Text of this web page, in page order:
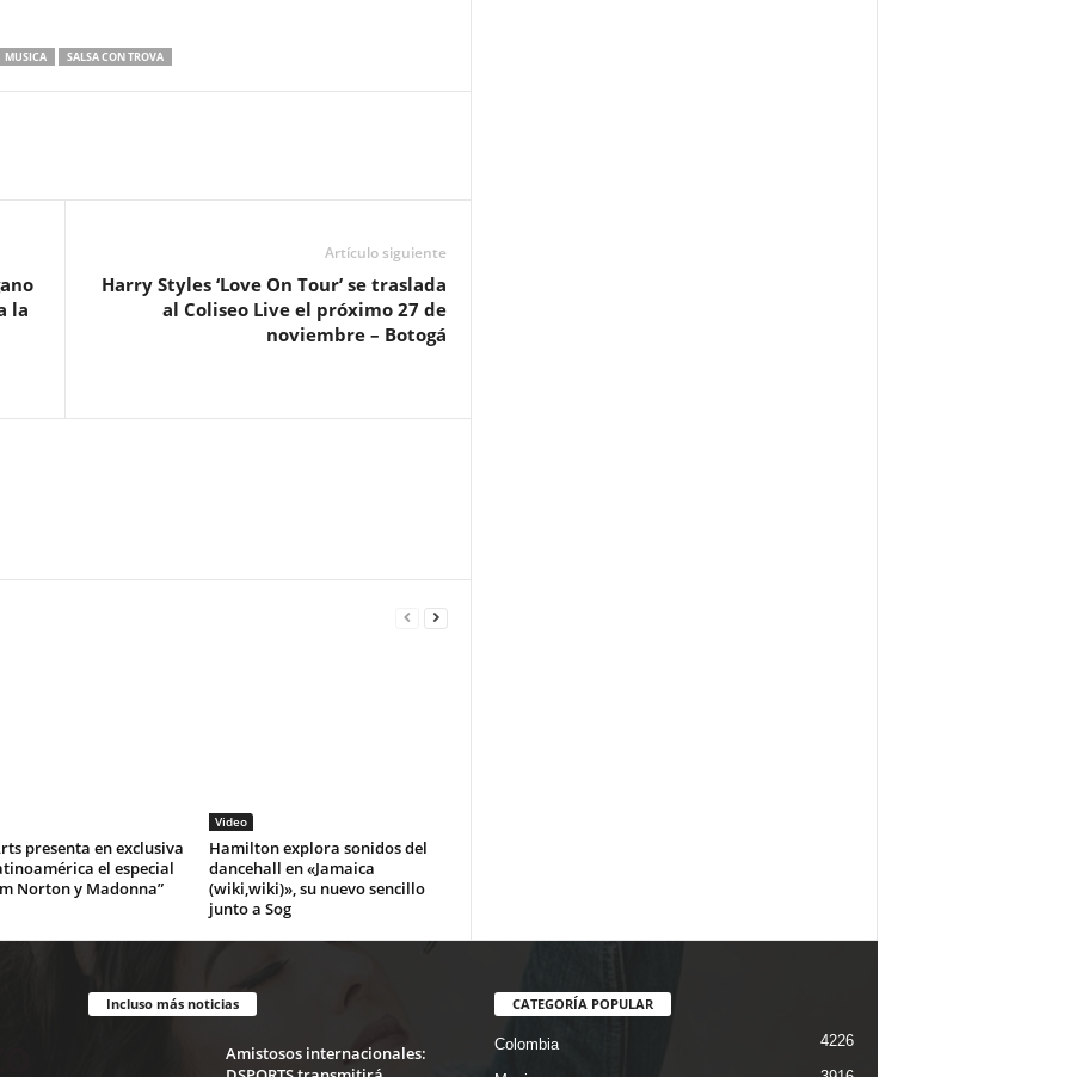
MUSICA SALSA CON TROVA
la
Artículo siguiente
Harry Styles ‘Love On Tour’ se traslada
al Coliseo Live el próximo 27 de
noviembre – Botogá
presenta en exclusiva
el especial
Norton y Madonna”
Video
Hamilton explora sonidos del
dancehall en «Jamaica
(wiki,wiki)», su nuevo sencillo
junto a Sog
Incluso más noticias
Amistosos internacionales:
CATEGORÍA POPULAR
Colombia 4226